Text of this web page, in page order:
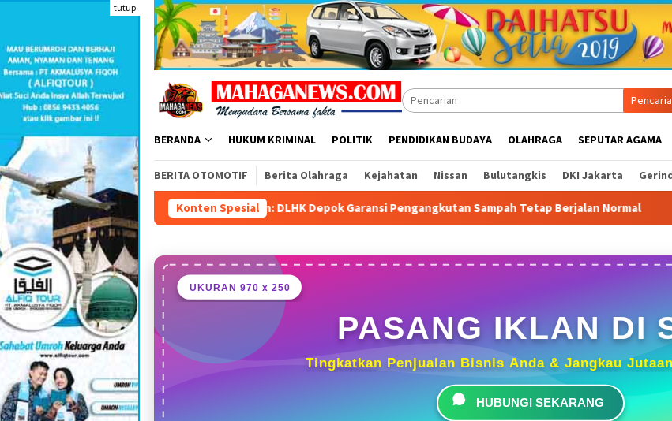
Loncat
konten
tutup
BERANDA HUKUM KRIMINAL POLITIK PENDIDIKAN BUDAYA OLAHRAGA SEPUTAR AGAMA
BERITA OTOMOTIF Berita Olahraga Kejahatan Nissan Bulutangkis DKI Jakarta
Konten Spesial
Ditutup Dipatahkan: DLHK Depok Garansi Pengangkutan Sampah Tetap Berjalan Normal Optimalisasi
UKURAN 970 x 250
PASANG IKLAN DI
Tingkatkan Penjualan Bisnis Anda & Jangkau
HUBUNGI SEKARANG